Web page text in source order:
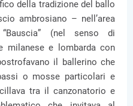
della tradizione del ballo
ambrosiano – nell’area
“Bauscia” (nel senso di
milanese e lombarda con
il ballerino che
o mosse particolari e
tra il canzonatorio e